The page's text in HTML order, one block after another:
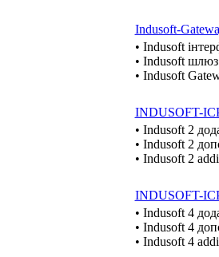
Indusoft-
• Indusoft
• Indusoft шлюз
• Indusoft
INDUSOFT-
• Indusoft 2
• Indusoft 2
• Indusoft 2
INDUSOFT-
• Indusoft 4
• Indusoft 4
• Indusoft 4